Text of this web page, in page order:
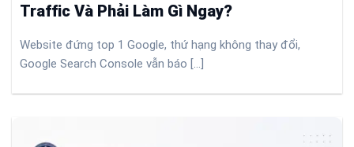
Traffic Và Phải Làm Gì Ngay?
Website đứng top 1 Google, thứ hạng không thay đổi,
Google Search Console vẫn báo [...]